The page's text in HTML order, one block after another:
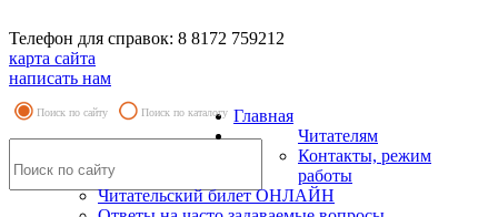
Телефон для справок: 8 8172 759212
карта сайта
написать нам
Поиск по сайту Поиск по каталогу Главная
Читателям
Контакты, режим
работы
Читательский билет ОНЛАЙН